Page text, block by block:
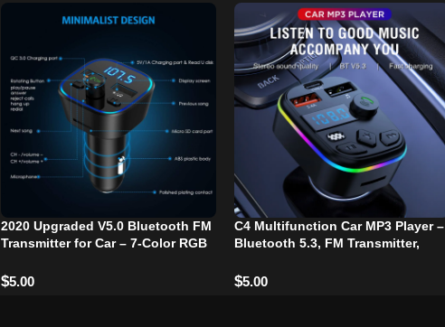
2020 Upgraded V5.0 Bluetooth FM
Transmitter for Car – 7-Color RGB
Ports, Hands-Free Calling
$5.00
C4 Multifunction Car MP3 Player –
Bluetooth 5.3, FM Transmitter,
$5.00